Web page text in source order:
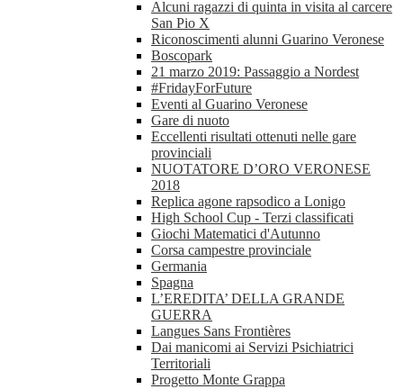
Alcuni ragazzi di quinta in visita al carcere
San Pio X
Riconoscimenti alunni Guarino Veronese
Boscopark
21 marzo 2019: Passaggio a Nordest
#FridayForFuture
Eventi al Guarino Veronese
Gare di nuoto
Eccellenti risultati ottenuti nelle gare
provinciali
NUOTATORE D’ORO VERONESE
2018
Replica agone rapsodico a Lonigo
High School Cup - Terzi classificati
Giochi Matematici d'Autunno
Corsa campestre provinciale
Germania
Spagna
L’EREDITA’ DELLA GRANDE
GUERRA
Langues Sans Frontières
Dai manicomi ai Servizi Psichiatrici
Territoriali
Progetto Monte Grappa